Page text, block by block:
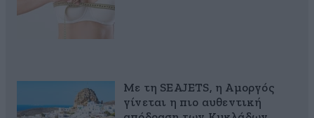
Με τη SEAJETS, η Αμοργός
γίνεται η πιο αυθεντική